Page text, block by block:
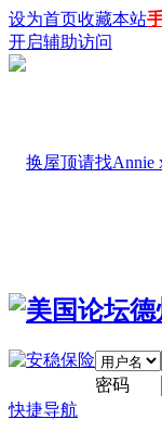
设为首页收藏本站
开启辅助访问
密码
快捷导航